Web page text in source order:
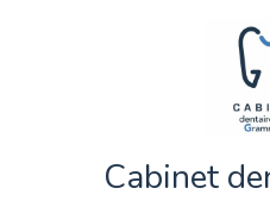
Cabinet